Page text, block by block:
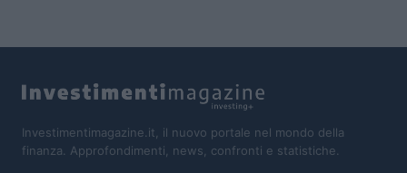
Investimentimagazine.it, il nuovo portale nel mondo della
finanza. Approfondimenti, news, confronti e statistiche.